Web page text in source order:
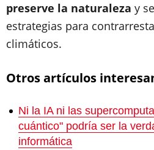
preserve la naturaleza y
estrategias para
climáticos.
Otros artículos
Ni la IA ni las
cuántico" podría ser la
informática